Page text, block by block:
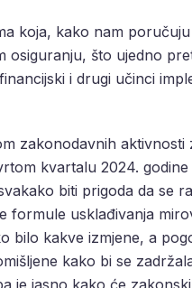
koja, kako nam
osiguranju, što ujedno
i drugi učinci
zakonodavnih
kvartalu 2024.
biti prigoda da se
formule usklađivanja
bilo kakve izmjene, a
kako bi se
je jasno kako će